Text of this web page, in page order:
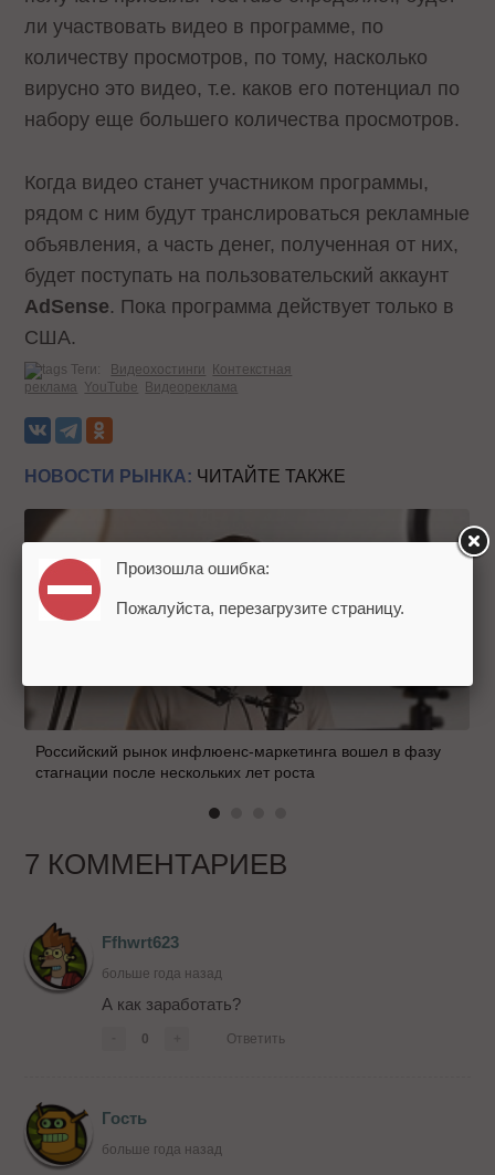
ли участвовать видео в программе, по
количеству просмотров, по тому, насколько
вирусно это видео, т.е. каков его потенциал по
набору еще большего количества просмотров.
Когда видео станет участником программы,
рядом с ним будут транслироваться рекламные
объявления, а часть денег, полученная от них,
будет поступать на пользовательский аккаунт
AdSense. Пока программа действует только в
США.
Теги: Видеохостинги
Контекстная
реклама YouTube Видеореклама
НОВОСТИ РЫНКА: ЧИТАЙТЕ ТАКЖЕ
Российский рынок инфлюенс-маркетинга вошел в фазу
стагнации после нескольких лет роста
7 КОММЕНТАРИЕВ
Ffhwrt623
больше года назад
А как заработать?
0 Ответить
Гость
больше года назад
Произошла ошибка:
Пожалуйста, перезагрузите страницу.